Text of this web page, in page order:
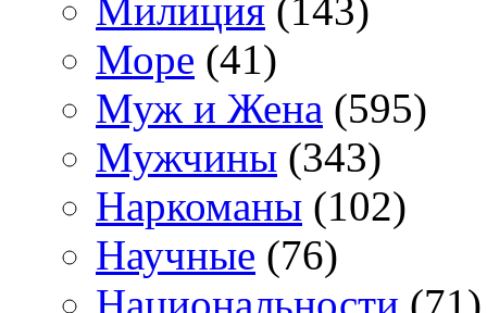
Милиция (143)
Море (41)
Муж и Жена (595)
Мужчины (343)
Наркоманы (102)
Научные (76)